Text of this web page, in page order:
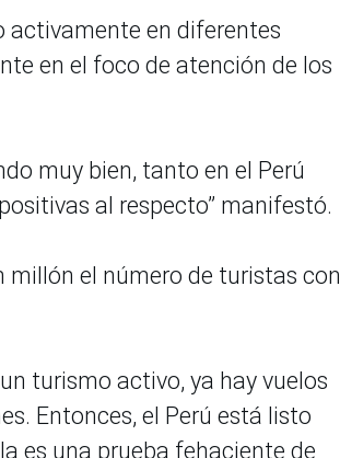
activamente en diferentes
en el foco de atención de los
muy bien, tanto en el Perú
al respecto” manifestó.
millón el número de turistas con
turismo activo, ya hay vuelos
Entonces, el Perú está listo
es una prueba fehaciente de